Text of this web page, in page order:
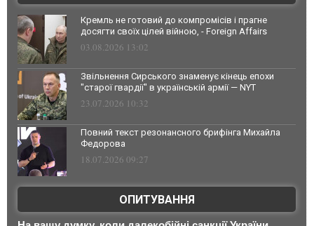
Кремль не готовий до компромісів і прагне
досягти своїх цілей війною, - Foreign Affairs
03.08.2026 13:02
Звільнення Сирського знаменує кінець епохи
"старої гвардії" в українській армії — NYT
23.07.2026 10:32
Повний текст резонансного брифінга Михайла
Федорова
18.07.2026 09:27
ОПИТУВАННЯ